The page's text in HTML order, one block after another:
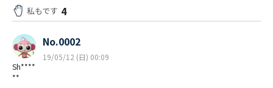
私もです 4
Sh****
**
No.0002
19/05/12 (日) 00:09